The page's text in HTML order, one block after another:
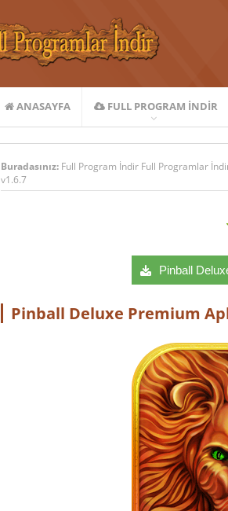
ANASAYFA FULL PROGRAM INDIR
Buradasınız: Full Program İndir Full Programlar
v1.6.7
Pinball
Pinball Deluxe Premium